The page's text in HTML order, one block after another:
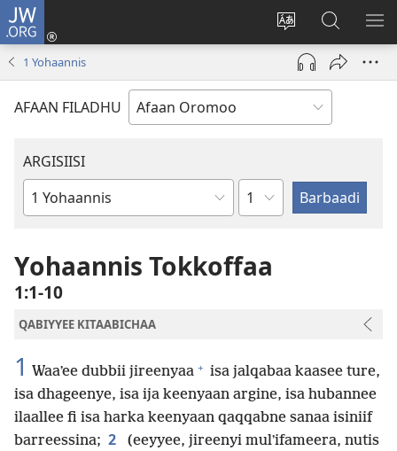
JW.ORG
Afaan
weebsaayitii
jijjiiri
Gali
(opens
window)
JW.ORG
Irraa
Barbaadi
1 Yohaannis
AFAAN FILADHU
ARGISIISI
Kitaaba
Qulqulluu
Boqonnaa
Yohaannis Tokkoffaa
1:1-10
QABIYYEE KITAABICHAA
1 Waaʼee dubbii jireenyaa + isa jalqabaa kaasee ture,
isa dhageenye, isa ija keenyaan argine, isa hubannee
ilaallee fi isa harka keenyaan qaqqabne sanaa isiniif
barreessina; 2
(eeyyee, jireenyi mulʼifameera, nutis